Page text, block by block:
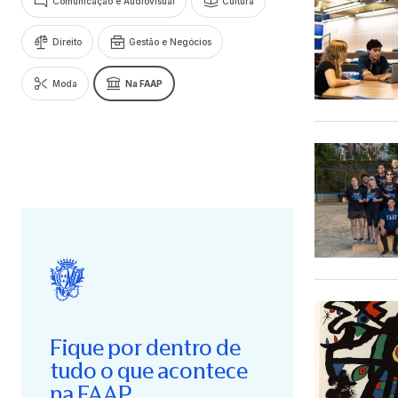
Direito Gestão e Negócios
Moda Na FAAP
Fique por dentro de
tudo o que acontece